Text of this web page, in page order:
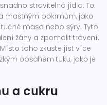
stravitelná jídla. To
mastným pokrmům, jako
maso nebo sýry. Tyto
žáhy a zpomalit trávení,
toho zkuste jíst více
obsahem tuku, jako je
a cukru